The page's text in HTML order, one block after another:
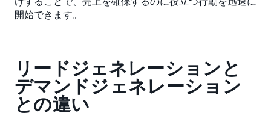
開始できます。
リードジェネレーションと
デマンドジェネレーション
との違い